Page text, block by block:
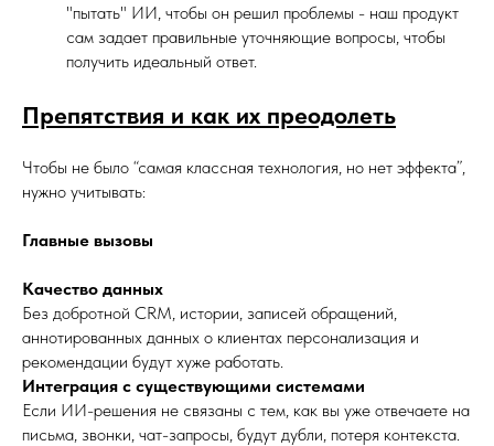
"пытать" ИИ, чтобы он решил проблемы - наш продукт
сам задает правильные уточняющие вопросы, чтобы
получить идеальный ответ.
Препятствия и как их преодолеть
Чтобы не было “самая классная технология, но нет эффекта”,
нужно учитывать:
Главные вызовы
Качество данных
Без добротной CRM, истории, записей обращений,
аннотированных данных о клиентах персонализация и
рекомендации будут хуже работать.
Интеграция с существующими системами
Если ИИ-решения не связаны с тем, как вы уже отвечаете на
письма, звонки, чат-запросы, будут дубли, потеря контекста.